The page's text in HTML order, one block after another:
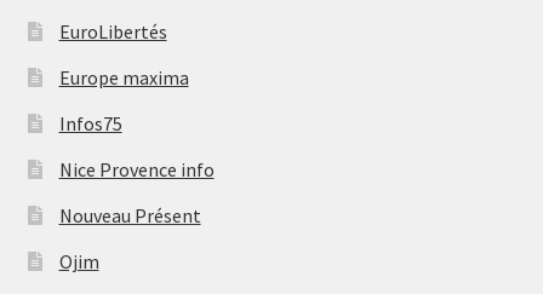
EuroLibertés
Europe maxima
Infos75
Nice Provence info
Nouveau Présent
Ojim